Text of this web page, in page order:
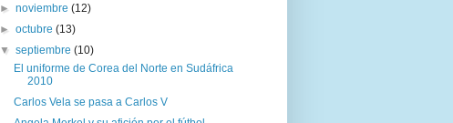
►noviembre(12)
►octubre(13)
▼septiembre(10)
El uniforme de Corea del Norte en Sudáfrica
2010
Carlos Vela se pasa a Carlos V